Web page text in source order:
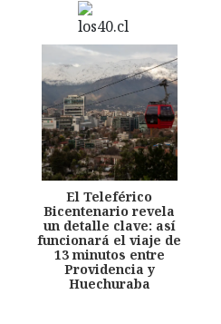
El Teleférico
Bicentenario revela
un detalle clave: así
funcionará el viaje de
13 minutos entre
Providencia y
Huechuraba